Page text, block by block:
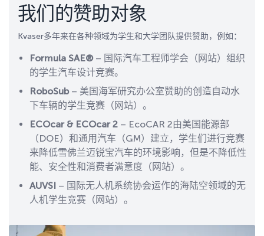
我们的赞助对象
Kvaser多年来在各种领域为学生和大学团队提供赞助，例如：
Formula SAE®– 国际汽车工程师学会（网站）组织
的学生汽车设计竞赛。
RoboSub– 美国海军研究办公室赞助的创造自动水
下车辆的学生竞赛（网站）。
ECOcar & ECOcar 2 – EcoCAR 2由美国能源部
（DOE）和通用汽车（GM）建立，学生们进行竞赛
来降低雪佛兰迈锐宝汽车的环境影响，但是不降低性
能、安全性和消费者满意度（网站）。
AUVSI – 国际无人机系统协会运作的海陆空领域的无
人机学生竞赛（网站）。